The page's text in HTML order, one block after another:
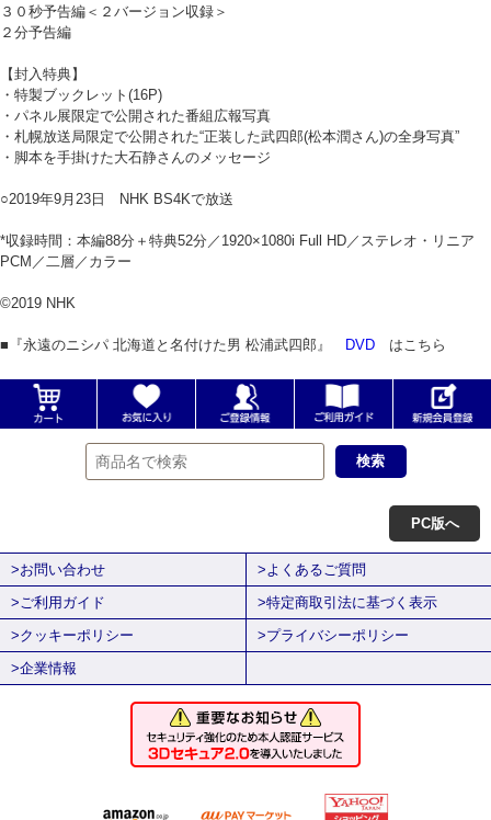
３０秒予告編＜２バージョン収録＞
２分予告編
【封入特典】
・特製ブックレット(16P)
・パネル展限定で公開された番組広報写真
・札幌放送局限定で公開された“正装した武四郎(松本潤さん)の全身写真”
・脚本を手掛けた大石静さんのメッセージ
○2019年9月23日 NHK BS4Kで放送
*収録時間：本編88分＋特典52分／1920×1080i Full HD／ステレオ・リニア
PCM／二層／カラー
©2019 NHK
■『永遠のニシパ 北海道と名付けた男 松浦武四郎』 DVD はこちら
PC版へ
>お問い合わせ
>よくあるご質問
>ご利用ガイド
>特定商取引法に基づく表示
>クッキーポリシー
>プライバシーポリシー
>企業情報